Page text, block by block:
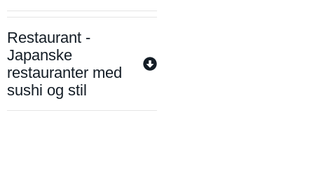
Restaurant -
Japanske
restauranter med
sushi og stil